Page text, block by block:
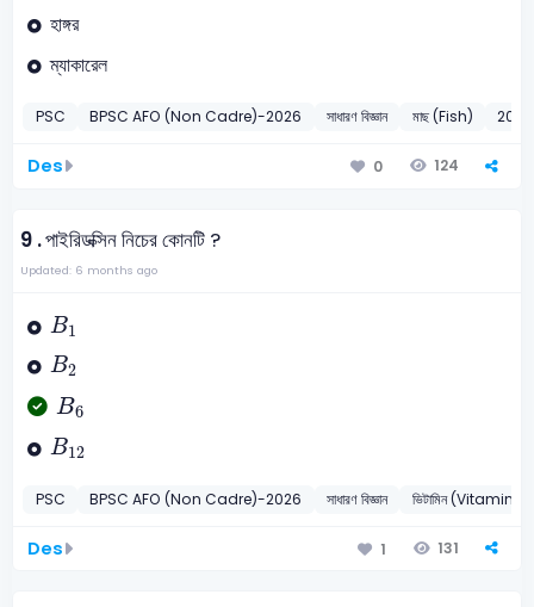
হাঙ্গর
ম্যাকারেল
PSC BPSC AFO (Non Cadre)-2026 সাধারণ বিজ্ঞান মাছ (Fish) 2026
Des 0 124
9 .পাইরিডক্সিন নিচের কোনটি ?
Updated: 6 months ago
B1
B1
B2
B2
B6
B6
B12
B12
PSC BPSC AFO (Non Cadre)-2026 সাধারণ বিজ্ঞান ভিটামিন (Vitamin)
Des 1 131